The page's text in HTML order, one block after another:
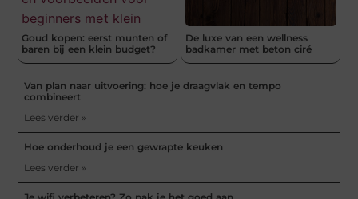
Goud kopen: eerst munten of
baren bij een klein budget?
De luxe van een wellness
badkamer met beton ciré
Van plan naar uitvoering: hoe je draagvlak en tempo
combineert
Lees verder »
Hoe onderhoud je een gewrapte keuken
Lees verder »